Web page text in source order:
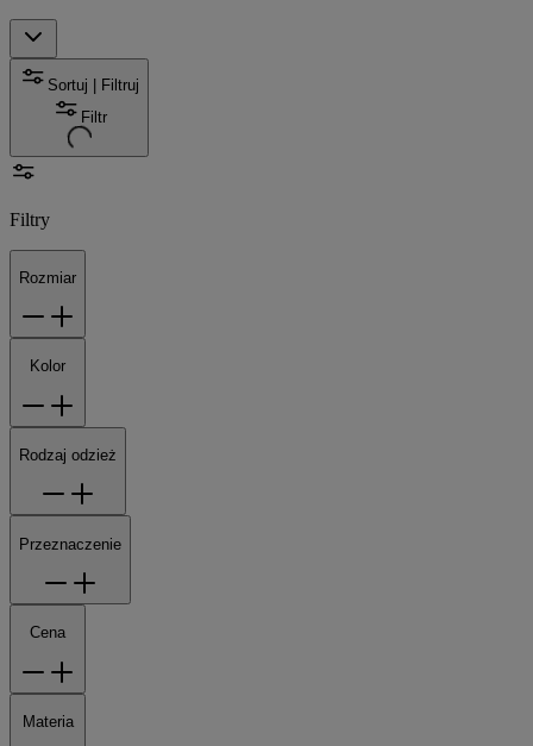
Sortuj | Filtruj
Filtr
Filtry
Rozmiar
Kolor
Rodzaj odzież
Przeznaczenie
Cena
Materia